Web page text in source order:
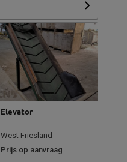
Elevator
West Friesland
Prijs op aanvraag